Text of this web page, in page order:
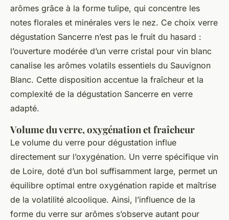
arômes grâce à la forme tulipe, qui concentre les
notes florales et minérales vers le nez. Ce choix verre
dégustation Sancerre n’est pas le fruit du hasard :
l’ouverture modérée d’un verre cristal pour vin blanc
canalise les arômes volatils essentiels du Sauvignon
Blanc. Cette disposition accentue la fraîcheur et la
complexité de la dégustation Sancerre en verre
adapté.
Volume du verre, oxygénation et fraîcheur
Le volume du verre pour dégustation influe
directement sur l’oxygénation. Un verre spécifique vin
de Loire, doté d’un bol suffisamment large, permet un
équilibre optimal entre oxygénation rapide et maîtrise
de la volatilité alcoolique. Ainsi, l’influence de la
forme du verre sur arômes s’observe autant pour